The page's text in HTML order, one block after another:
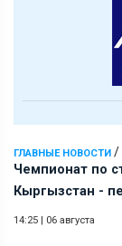
ГЛАВНЫЕ НОВОСТИ /
Чемпионат по
Кыргызстан -
14:25 | 06 августа